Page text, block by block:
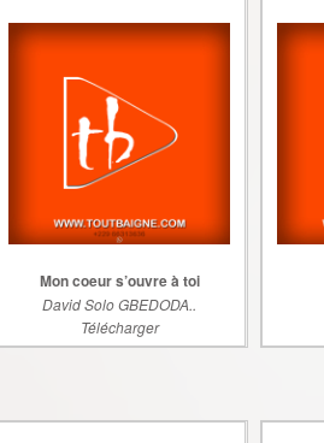
Mon coeur s’ouvre à toi
David Solo GBEDODA..
Télécharger